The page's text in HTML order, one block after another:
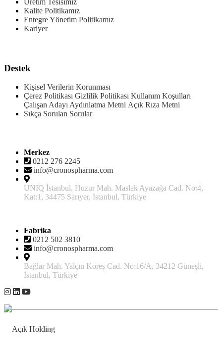
Üretim Tesisimiz
Kalite Politikamız
Entegre Yönetim Politikamız
Kariyer
Destek
Kişisel Verilerin Korunması
Çerez Politikası Gizlilik Politikası Kullanım Koşulları
Çalışan Adayı Aydınlatma Metni Açık Rıza Metni
Sıkça Sorulan Sorular
Merkez
0212 276 2245
info@cronospharma.com
UNIQ İstanbul, Huzur Mah. Maslak Ayazağa Cad. No:4,
Kat:1, 34475 Sarıyer, İstanbul, Türkiye
Fabrika
0212 502 3810
info@cronospharma.com
Bağlar Mah. Yalçın Koreş Cad. No:16/A, 34212 Güneşli,
İstanbul, Türkiye